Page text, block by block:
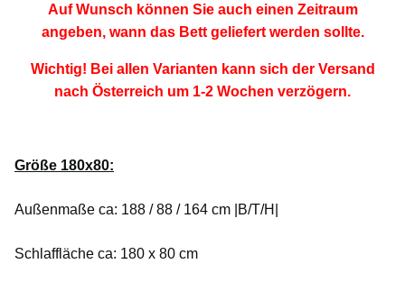
Auf Wunsch können Sie auch einen Zeitraum
angeben, wann das Bett geliefert werden sollte.
Wichtig! Bei allen Varianten kann sich der Versand
nach Österreich um 1-2 Wochen verzögern.
Größe 180x80:
Außenmaße ca: 188 / 88 / 164 cm |B/T/H|
Schlaffläche ca: 180 x 80 cm